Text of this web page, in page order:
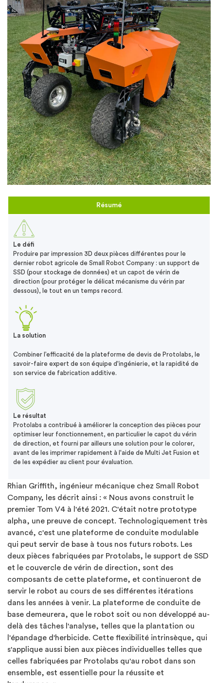
Résumé
Le défi
Produire par impression 3D deux pièces différentes pour le
dernier robot agricole de Small Robot Company : un support de
SSD (pour stockage de données) et un capot de vérin de
direction (pour protéger le délicat mécanisme du vérin par
dessous), le tout en un temps record.
La solution
Combiner l’efficacité de la plateforme de devis de Protolabs, le
savoir-faire expert de son équipe d'ingénierie, et la rapidité de
son service de fabrication additive.
Le résultat
Protolabs a contribué à améliorer la conception des pièces pour
optimiser leur fonctionnement, en particulier le capot du vérin
de direction, et fourni par ailleurs une solution pour le colorer,
avant de les imprimer rapidement à l'aide de Multi Jet Fusion et
de les expédier au client pour évaluation.
Rhian Griffith, ingénieur mécanique chez Small Robot
Company, les décrit ainsi : « Nous avons construit le
premier Tom V4 à l'été 2021. C'était notre prototype
alpha, une preuve de concept. Technologiquement très
avancé, c'est une plateforme de conduite modulable
qui peut servir de base à tous nos futurs robots. Les
deux pièces fabriquées par Protolabs, le support de SSD
et le couvercle de vérin de direction, sont des
composants de cette plateforme, et continueront de
servir le robot au cours de ses différentes itérations
dans les années à venir. La plateforme de conduite de
base demeurera, que le robot soit ou non développé au-
delà des tâches l'analyse, telles que la plantation ou
l'épandage d'herbicide. Cette flexibilité intrinsèque, qui
s'applique aussi bien aux pièces individuelles telles que
celles fabriquées par Protolabs qu'au robot dans son
ensemble, est essentielle pour la réussite et